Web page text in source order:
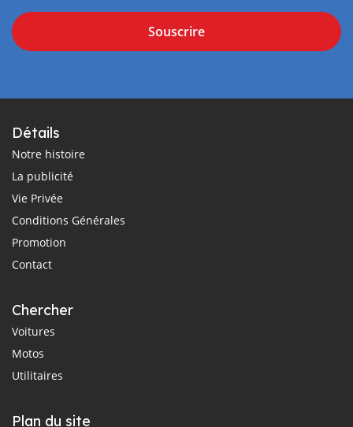
Souscrire
Détails
Notre histoire
La publicité
Vie Privée
Conditions Générales
Promotion
Contact
Chercher
Voitures
Motos
Utilitaires
Plan du site